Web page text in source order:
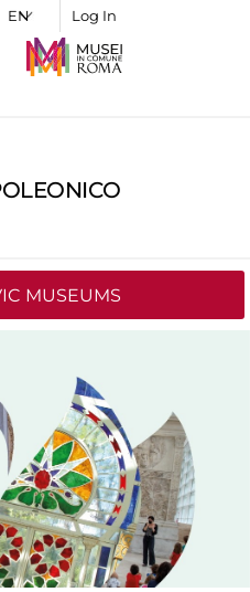
Log In
MUSEUMS